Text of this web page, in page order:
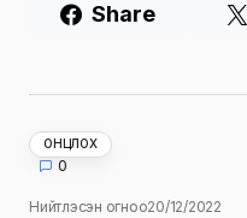
Share
ОНЦЛОХ
0
Нийтлэсэн огноо20/12/2022